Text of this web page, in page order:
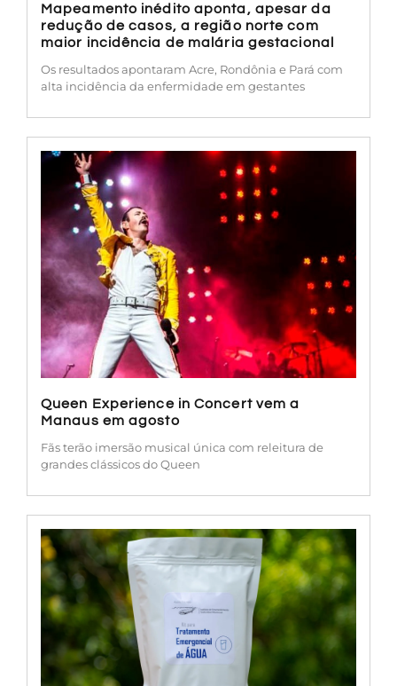
Mapeamento inédito aponta, apesar da
redução de casos, a região norte com
maior incidência de malária gestacional
Os resultados apontaram Acre, Rondônia e Pará com
alta incidência da enfermidade em gestantes
Queen Experience in Concert vem a
Manaus em agosto
Fãs terão imersão musical única com releitura de
grandes clássicos do Queen